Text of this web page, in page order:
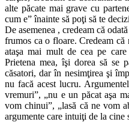
alte păcate mai grave cu
cum e” înainte să poţi să te
De asemenea , credeam că
frumos ca o floare. Credeam
ataşa mai mult de cea pe
Prietena mea, îşi dorea să se
căsatori, dar în nesimţirea şi
nu facă acest lucru.
vremuri”, „nu e un păcat aşa
vom chinui”, „lasă că ne vom
argumente care intuiţi de la cine